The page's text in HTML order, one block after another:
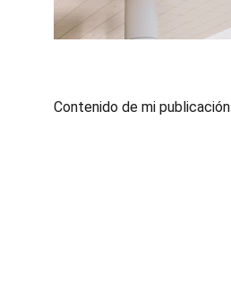
Contenido de mi publicación